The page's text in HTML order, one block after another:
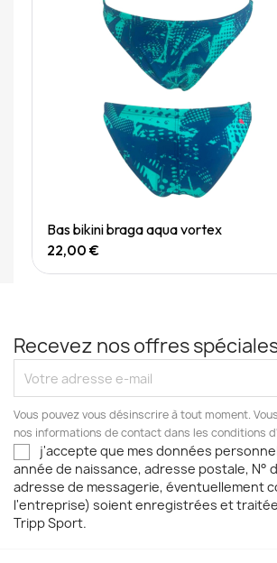
Quick View
Bas bikini braga aqua vortex
22,00 €
Recevez nos offres
Vous pouvez vous désinscrire à tout moment.
nos informations de contact dans les conditions
j'accepte que mes données
année de naissance, adresse postale, N°
adresse de messagerie, éventuellement
l'entreprise) soient enregistrées et
Tripp Sport.